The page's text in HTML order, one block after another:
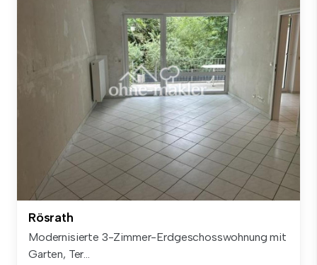
Rösrath
Modernisierte 3-Zimmer-Erdgeschosswohnung mit
Garten, Ter...